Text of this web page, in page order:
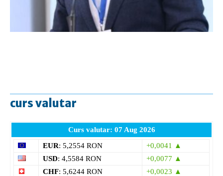
curs valutar
Curs valutar: 07 Aug 2026
EUR: 5,2554 RON
+0,0041 ▲
USD: 4,5584 RON
+0,0077 ▲
CHF: 5,6244 RON
+0,0023 ▲